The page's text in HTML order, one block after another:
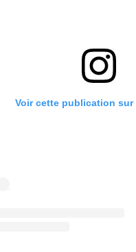
Voir cette publication sur